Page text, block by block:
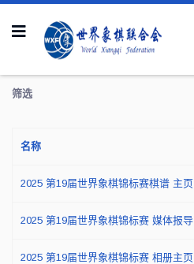
筛选
名称
2025 第19届世界象棋锦标赛棋谱 主页
2025 第19届世界象棋锦标赛 媒体报导
2025 第19届世界象棋锦标赛 相册主页